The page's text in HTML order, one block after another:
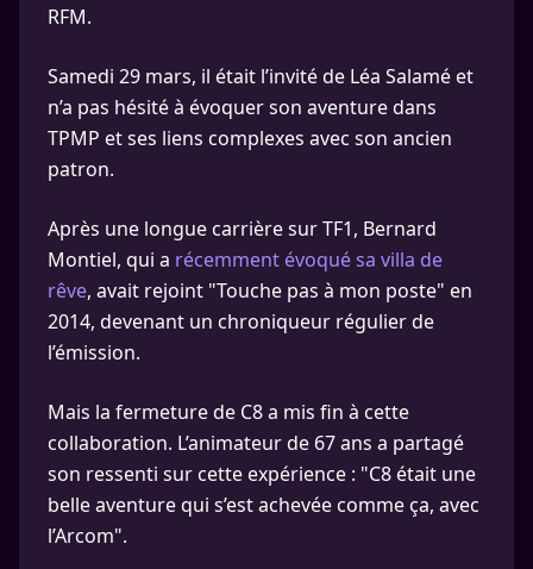
RFM.
Samedi 29 mars, il était l’invité de Léa Salamé et
n’a pas hésité à évoquer son aventure dans
TPMP et ses liens complexes avec son ancien
patron.
Après une longue carrière sur TF1, Bernard
Montiel, qui a récemment évoqué sa villa de
rêve, avait rejoint "Touche pas à mon poste" en
2014, devenant un chroniqueur régulier de
l’émission.
Mais la fermeture de C8 a mis fin à cette
collaboration. L’animateur de 67 ans a partagé
son ressenti sur cette expérience : "C8 était une
belle aventure qui s’est achevée comme ça, avec
l’Arcom".